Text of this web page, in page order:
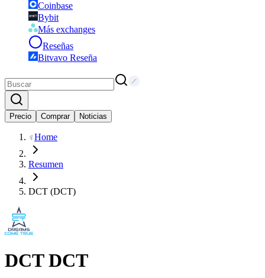
Coinbase
Bybit
Más exchanges
Reseñas
Bitvavo Reseña
Precio Comprar Noticias
Home
Resumen
DCT (DCT)
DCT DCT